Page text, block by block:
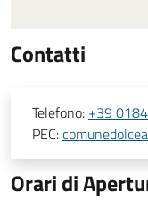
Contatti
Telefono: +39
PEC:
Orari di